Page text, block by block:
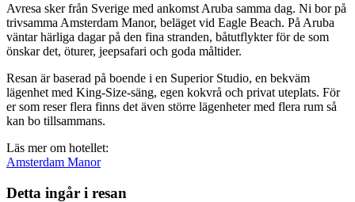
Avresa sker från Sverige med ankomst Aruba samma dag. Ni bor på
trivsamma Amsterdam Manor, beläget vid Eagle Beach. På Aruba
väntar härliga dagar på den fina stranden, båtutflykter för de som
önskar det, öturer, jeepsafari och goda måltider.
Resan är baserad på boende i en Superior Studio, en bekväm
lägenhet med King-Size-säng, egen kokvrå och privat uteplats. För
er som reser flera finns det även större lägenheter med flera rum så
kan bo tillsammans.
Läs mer om hotellet:
Amsterdam Manor
Detta ingår i resan